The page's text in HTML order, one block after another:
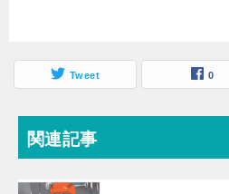
Tweet 0
関連記事